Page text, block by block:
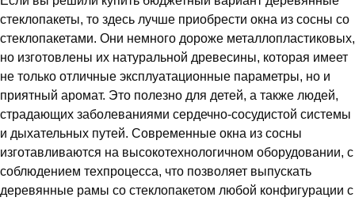
стеклопакеты, то здесь лучше приобрести окна из сосны со
стеклопакетами. Они немного дороже металлопластиковых,
но изготовлены их натуральной древесины, которая имеет
не только отличные эксплуатационные параметры, но и
приятный аромат. Это полезно для детей, а также людей,
страдающих заболеваниями сердечно-сосудистой системы
и дыхательных путей. Современные окна из сосны
изготавливаются на высокотехнологичном оборудовании, с
соблюдением техпроцесса, что позволяет выпускать
деревянные рамы со стеклопакетом любой конфигурации с